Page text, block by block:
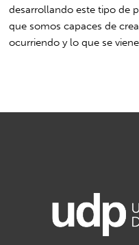
desarrollando este tipo de
que somos capaces de
ocurriendo y lo que se